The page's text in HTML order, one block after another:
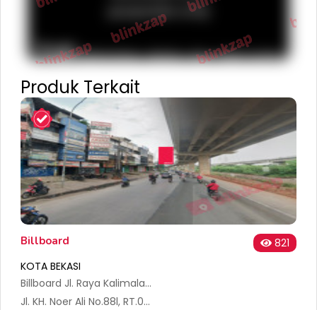
purposes only
Keyboard shortcuts Map Data Terms Report a problem
Produk Terkait
Billboard
821
KOTA BEKASI
Billboard Jl. Raya Kalimalang (Depan Toko Ban)
Jl. KH. Noer Ali No.88l, RT.001/RW.016, Jakasampurna, Kec. Bekasi Bar., Kota Bks, Jawa Barat 17145, Indonesia